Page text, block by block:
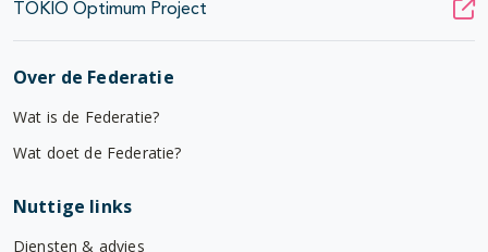
TOKIO Optimum Project
Over de Federatie
Wat is de Federatie?
Wat doet de Federatie?
Nuttige links
Diensten & advies